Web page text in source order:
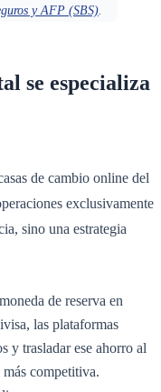
y AFP (SBS).
se especializa
de cambio online del
exclusivamente
sino una estrategia
de reserva en
las plataformas
y trasladar ese ahorro al
competitiva.